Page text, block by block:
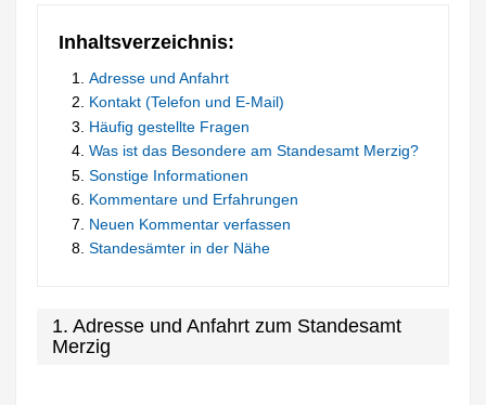
Inhaltsverzeichnis:
Adresse und Anfahrt
Kontakt (Telefon und E-Mail)
Häufig gestellte Fragen
Was ist das Besondere am Standesamt Merzig?
Sonstige Informationen
Kommentare und Erfahrungen
Neuen Kommentar verfassen
Standesämter in der Nähe
1. Adresse und Anfahrt zum Standesamt
Merzig